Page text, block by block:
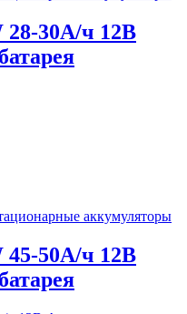
28-30А/ч 12В
аккумуляторы
45-50А/ч 12В